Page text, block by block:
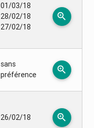
01/03/18
28/02/18
27/02/18
zoom_in
sans
préférence
zoom_in
26/02/18 zoom_in